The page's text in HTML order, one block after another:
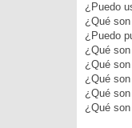
¿Puedo
¿Qué
¿Puedo
¿Qué
¿Qué
¿Qué
¿Qué
¿Qué